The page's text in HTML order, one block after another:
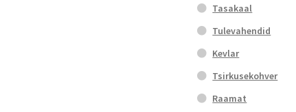
Tasakaal
Tulevahendid
Kevlar
Tsirkusekohver
Raamat